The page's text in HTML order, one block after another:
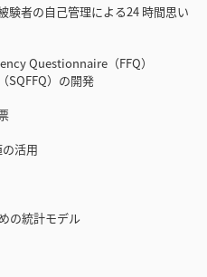
者の自己管理による24 時間思い
Questionnaire（FFQ）
）の開発
活用
の統計モデル